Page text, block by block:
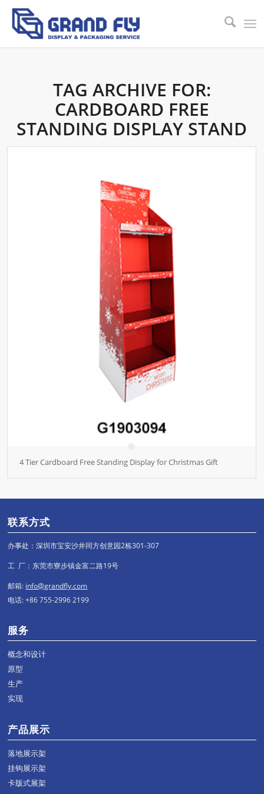
TAG ARCHIVE FOR:
CARDBOARD FREE
STANDING DISPLAY STAND
4 Tier Cardboard Free Standing Display for Christmas Gift
联系方式
办事处：深圳市宝安沙井同方创意园2栋301-307
工 厂：东莞市寮步镇金富二路19号
邮箱: info@grandfly.com
电话: +86 755-2996 2199
服务
概念和设计
原型
生产
实现
产品展示
落地展示架
挂钩展示架
卡版式展架